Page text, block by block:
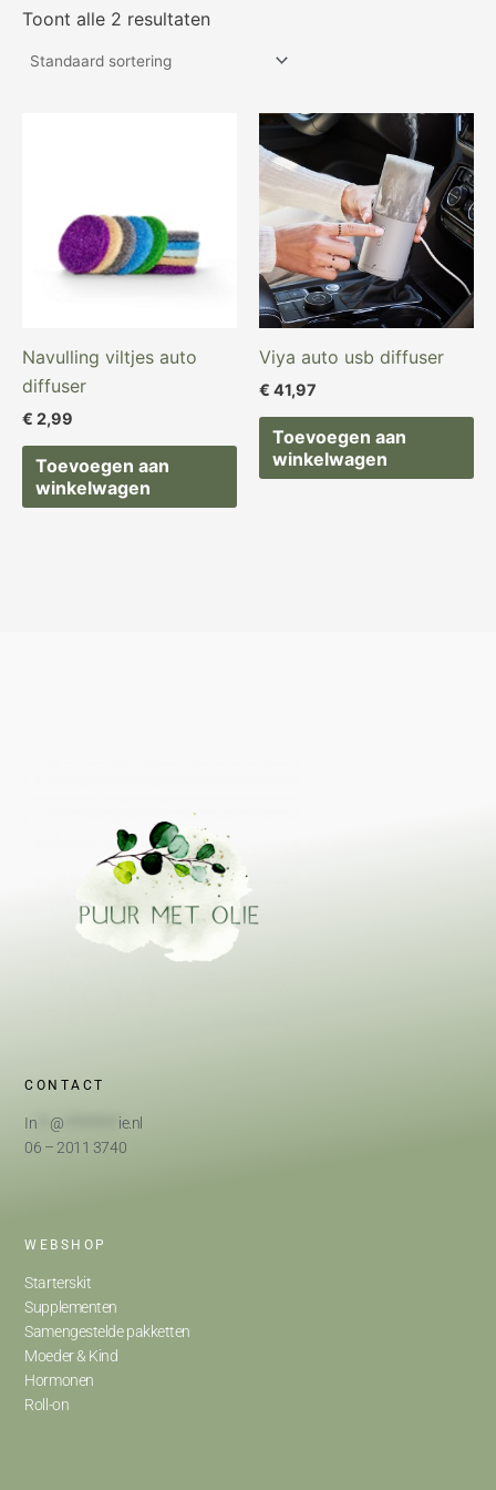
Toont alle 2 resultaten
Navulling viltjes auto
diffuser
€ 2,99
Toevoegen aan
winkelwagen
Viya auto usb diffuser
€ 41,97
Toevoegen aan
winkelwagen
CONTACT
In @
ie.nl
06 – 2011 3740
WEBSHOP
Starterskit
Supplementen
Samengestelde pakketten
Moeder & Kind
Hormonen
Roll-on